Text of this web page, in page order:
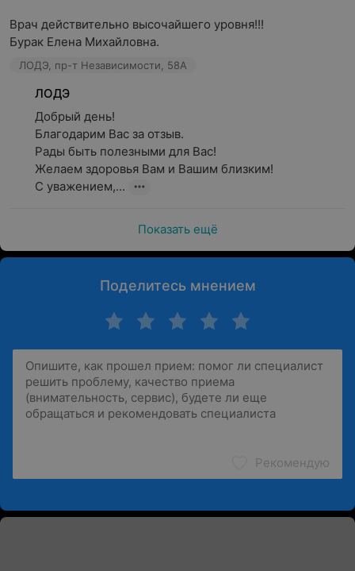
Врач действительно высочайшего уровня!!!
Бурак Елена Михайловна.
ЛОДЭ, пр-т Независимости, 58А
ЛОДЭ
Добрый день!
Благодарим Вас за отзыв.
Рады быть полезными для Вас!
Желаем здоровья Вам и Вашим близким!
С уважением,...
Показать ещё
Поделитесь мнением
Рекомендую